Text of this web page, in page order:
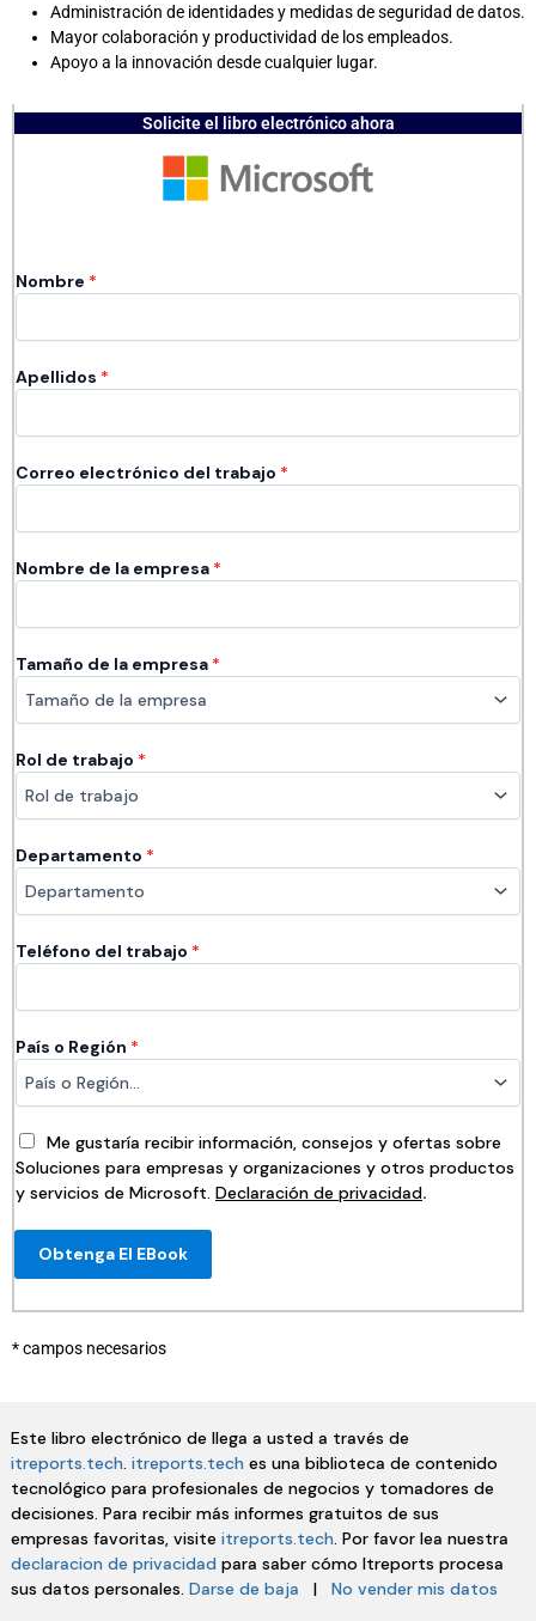
Administración de identidades y medidas de seguridad de datos.
Mayor colaboración y productividad de los empleados.
Apoyo a la innovación desde cualquier lugar.
Solicite el libro electrónico ahora
Nombre *
Apellidos *
Correo electrónico del trabajo *
Nombre de la empresa​​ *
Tamaño de la empresa *
Rol de trabajo *
Departamento *
Teléfono del trabajo *
País o Región *
Me gustaría recibir información, consejos y ofertas sobre
Soluciones para empresas y organizaciones y otros productos
y servicios de Microsoft. Declaración de privacidad.
Obtenga El EBook
* campos necesarios
Este libro electrónico de llega a usted a través de
itreports.tech. itreports.tech es una biblioteca de contenido
tecnológico para profesionales de negocios y tomadores de
decisiones. Para recibir más informes gratuitos de sus
empresas favoritas, visite itreports.tech. Por favor lea nuestra
declaracion de privacidad para saber cómo Itreports procesa
sus datos personales. Darse de baja | No vender mis datos